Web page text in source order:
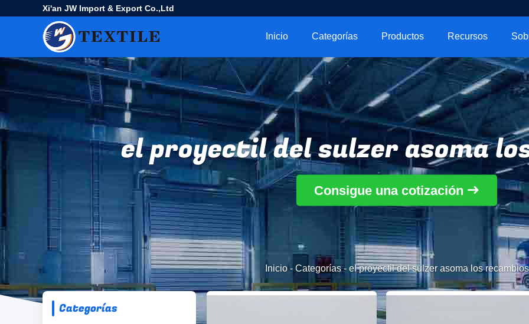
Xi'an JW Import & Export Co.,Ltd
Inicio Categorías Productos Recursos
el proyectil del sulzer asoma
Consigue una cotización
Inicio- Categorías- el proyectil del sulzer asoma los recambios
Categorías